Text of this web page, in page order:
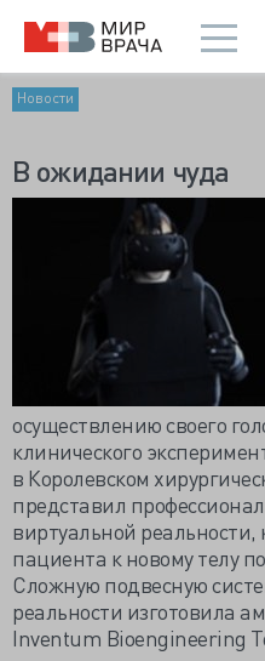
Новости
В ожидании чуда
осуществлению своего
клинического
в Королевском
представил
виртуальной
пациента к новому телу
Сложную подвесную
реальности изготовила
Inventum Bioengineering